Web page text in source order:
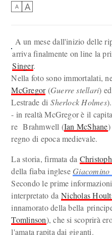
A A
A un mese dall'inizio delle
arriva finalmente on line la
Singer.
Nella foto sono immortalati,
McGregor(Guerre stellari) ed
Lestrade diSherlock Holmes
- in realtà McGregor è il
re Brahmwell (Ian McShane
regno di epoca medievale.
La storia, firmata da
della fiaba inglese
Secondo le prime
interpretato daNicholas
innamorato della bella
Tomlinson), che si scoprirà
l'amata rapita dai giganti.